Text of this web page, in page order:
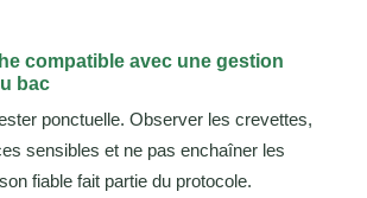
compatible avec une gestion
bac
ponctuelle. Observer les crevettes,
sensibles et ne pas enchaîner les
fiable fait partie du protocole.